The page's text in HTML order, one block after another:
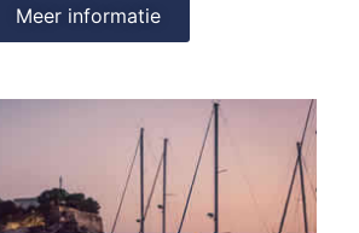
Meer informatie